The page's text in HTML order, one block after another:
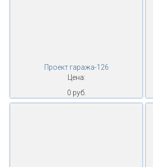
Проект гаража-126
Цена:
0 руб.